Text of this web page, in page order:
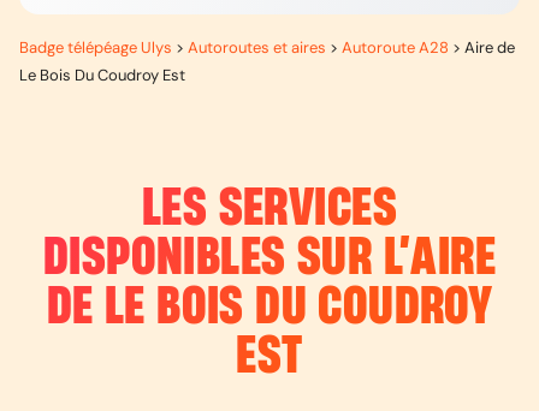
Badge télépéage Ulys > Autoroutes et aires > Autoroute A28 > Aire de
Le Bois Du Coudroy Est
LES SERVICES
DISPONIBLES SUR L’AIRE
DE LE BOIS DU COUDROY
EST